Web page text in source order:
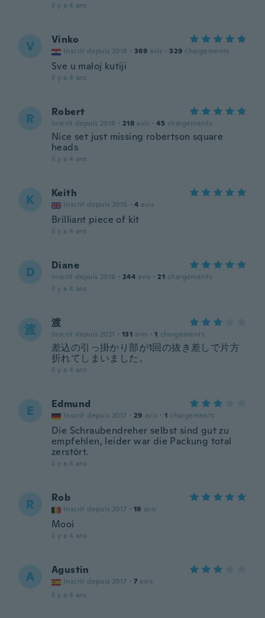
il y a 4 ans
V Vinko
Inscrit depuis 2018 · 369 avis · 329 chargements
Sve u maloj kutiji
il y a 4 ans
R Robert
Inscrit depuis 2018 · 218 avis · 45 chargements
Nice set just missing robertson square
heads
il y a 4 ans
K Keith
Inscrit depuis 2015 · 4 avis
Brilliant piece of kit
il y a 4 ans
D Diane
Inscrit depuis 2016 · 244 avis · 21 chargements
il y a 4 ans
渡 渡
Inscrit depuis 2021 · 131 avis · 1 chargements
差込の引っ掛かり部が1回の抜き差しで片方
折れてしまいました。
il y a 4 ans
E Edmund
Inscrit depuis 2017 · 29 avis · 1 chargements
Die Schraubendreher selbst sind gut zu
empfehlen, leider war die Packung total
zerstört.
il y a 4 ans
R Rob
Inscrit depuis 2017 · 19 avis
Mooi
il y a 4 ans
A Agustin
Inscrit depuis 2017 · 7 avis
il y a 4 ans